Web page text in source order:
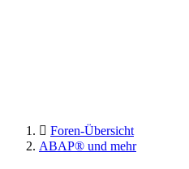
Foren-Übersicht
ABAP® und mehr